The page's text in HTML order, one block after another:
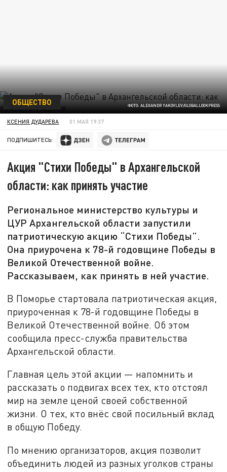
ФОТО: ALEXANDR YAKOVLEV/GLOBALLOOKPRESS
ОБЩЕСТВО
КСЕНИЯ ДУДАРЕВА 01 МАЯ 19:37
ПОДПИШИТЕСЬ:
Акция "Стихи Победы" в Архангельской
области: как принять участие
Региональное министерство культуры и
ЦУР Архангельской области запустили
патриотическую акцию “Стихи Победы”.
Она приурочена к 78-й годовщине Победы в
Великой Отечественной войне.
Рассказываем, как принять в ней участие.
В Поморье стартовала патриотическая акция,
приуроченная к 78-й годовщине Победы в
Великой Отечественной войне. Об этом
сообщила пресс-служба правительства
Архангельской области.
Главная цель этой акции — напомнить и
рассказать о подвигах всех тех, кто отстоял
мир на земле ценой своей собственной
жизни. О тех, кто внёс свой посильный вклад
в общую Победу.
По мнению организаторов, акция позволит
объединить людей из разных уголков страны